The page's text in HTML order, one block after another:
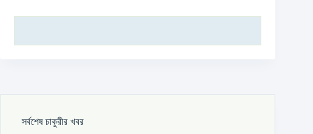
সর্বশেষ চাকুরীর খবর